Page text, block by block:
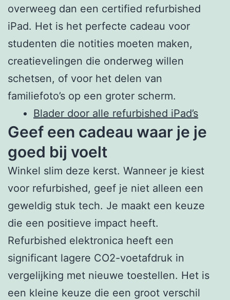
overweeg dan een certified refurbished
iPad. Het is het perfecte cadeau voor
studenten die notities moeten maken,
creatievelingen die onderweg willen
schetsen, of voor het delen van
familiefoto’s op een groter scherm.
Blader door alle refurbished iPad’s
Geef een cadeau waar je je
goed bij voelt
Winkel slim deze kerst. Wanneer je kiest
voor refurbished, geef je niet alleen een
geweldig stuk tech. Je maakt een keuze
die een positieve impact heeft.
Refurbished elektronica heeft een
significant lagere CO2-voetafdruk in
vergelijking met nieuwe toestellen. Het is
een kleine keuze die een groot verschil